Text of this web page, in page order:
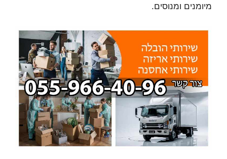
מיומנים ומנוסים.